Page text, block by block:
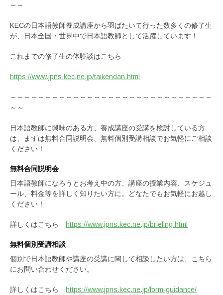
～～
KECの日本語教師養成講座から羽ばたいて行った数多くの修了生
が、日本全国・世界中で日本語教師として活躍しています！
これまでの修了生の体験談はこちら
https://www.jpns.kec.ne.jp/taikendan.html
～～～～～～～～～～～～～～～～～～～～～～～～～～～～～
～～
日本語教師に興味のある方、養成講座の受講を検討している方
は、まずは無料合同説明会、無料個別受講相談でお気軽にご相談
ください！
無料合同説明会
日本語教師になろうとお考え中の方、講座の授業内容、スケジュ
ール、料金等を詳しく知りたい方に。どなたでもお気軽にお越し
ください！
詳しくはこちら https://www.jpns.kec.ne.jp/briefing.html
無料個別受講相談
個別で日本語教師や講座の受講に関して相談したい方は、こちら
にお問い合わせください。
詳しくはこちら https://www.jpns.kec.ne.jp/form-guidance/